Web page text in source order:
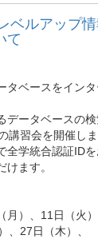
ベルアップ
て
タベースをイン
データベースの
講習会を開催しま
全学統合認証ID
けます。
）、11日（火
、27日（木）、